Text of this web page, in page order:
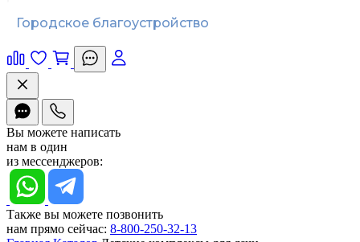
Городское благоустройство
Вы можете написать
нам в один
из мессенджеров:
Также вы можете позвонить
нам прямо сейчас: 8-800-250-32-13